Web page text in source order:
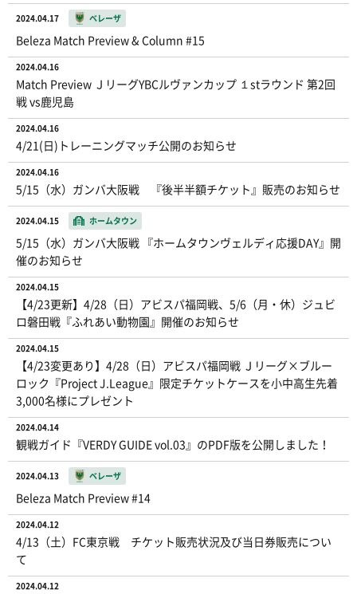
2024.04.17 ベレーザ
Beleza Match Preview & Column #15
2024.04.16
Match Preview ＪリーグYBCルヴァンカップ １stラウンド 第2回
戦 vs鹿児島
2024.04.16
4/21(日)トレーニングマッチ公開のお知らせ
2024.04.16
5/15（水）ガンバ大阪戦 『後半半額チケット』販売のお知らせ
2024.04.15 ホームタウン
5/15（水）ガンバ大阪戦 『ホームタウンヴェルディ応援DAY』開
催のお知らせ
2024.04.15
【4/23更新】4/28（日）アビスパ福岡戦、5/6（月・休）ジュビ
ロ磐田戦『ふれあい動物園』開催のお知らせ
2024.04.15
【4/23変更あり】4/28（日）アビスパ福岡戦 Ｊリーグ×ブルー
ロック『Project J.League』限定チケットケースを小中高生先着
3,000名様にプレゼント
2024.04.14
観戦ガイド『VERDY GUIDE vol.03』のPDF版を公開しました！
2024.04.13 ベレーザ
Beleza Match Preview #14
2024.04.12
4/13（土）FC東京戦 チケット販売状況及び当日券販売につい
て
2024.04.12